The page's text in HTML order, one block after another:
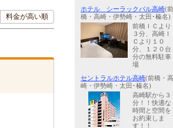
料金が高い順
ホテル シーラックパル高崎(前
橋・高崎・伊勢崎・太田･榛名)
前橋ＩＣより
３分、高崎Ｉ
Ｃより１０
分、１２０台
分の無料駐車
場
セントラルホテル高崎(前橋・高
崎・伊勢崎・太田･榛名)
高崎駅から３
分！！快適な
時間と空間を
お約束しま
す！！